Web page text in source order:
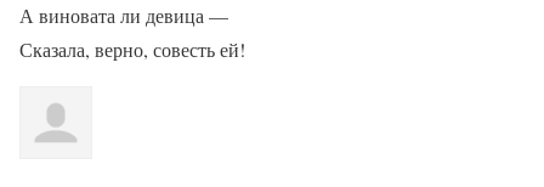
А виновата ли девица —
Сказала, верно, совесть ей!